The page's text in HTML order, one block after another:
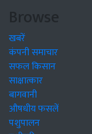
Browse
खबरें
कंपनी समाचार
सफल किसान
साक्षात्कार
बागवानी
औषधीय फसलें
पशुपालन